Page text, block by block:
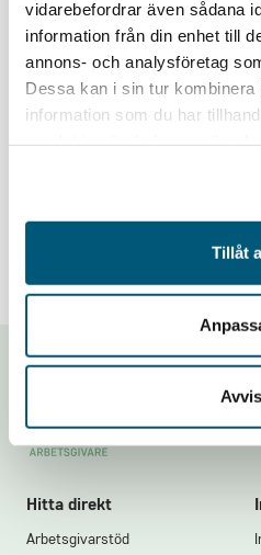
vidarebefordrar även sådana
information från din enhet till
annons- och analysföretag
Dessa kan i sin tur kombinera
information som du har
Tillåt
Hitta direkt
Arbetsgivarstöd